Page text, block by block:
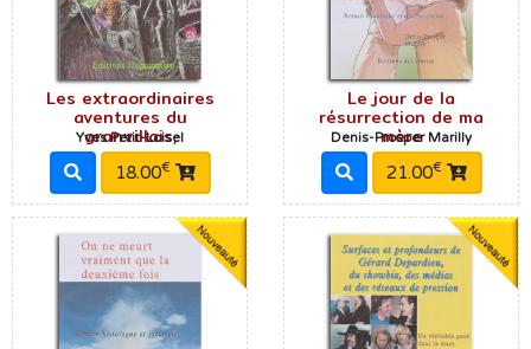
Les extraordinaires
aventures du
granvillais,
Yves Petit-Loisel
18.00€
Le jour de la
résurrection de ma
mère
Denis-Prosper Marilly
21.00€